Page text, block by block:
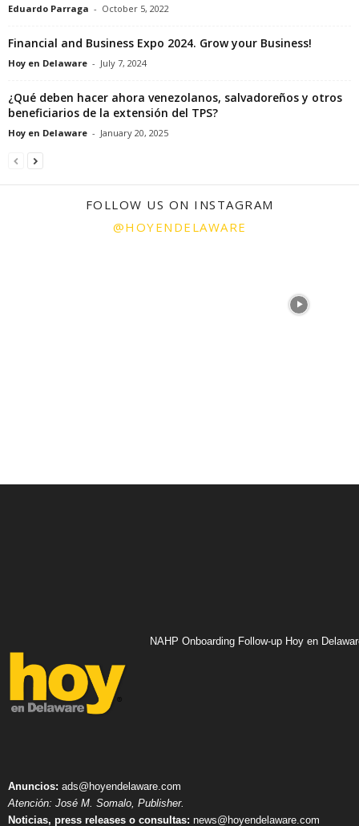
Eduardo Parraga - October 5, 2022
Financial and Business Expo 2024. Grow your Business!
Hoy en Delaware - July 7, 2024
¿Qué deben hacer ahora venezolanos, salvadoreños y otros
beneficiarios de la extensión del TPS?
Hoy en Delaware - January 20, 2025
FOLLOW US ON INSTAGRAM
@HOYENDELAWARE
NAHP Onboarding Follow-up Hoy en
Anuncios: ads@hoyendelaware.com
Atención: José M. Somalo, Publisher.
Noticias, press releases o consultas: news@hoyendelaware.com